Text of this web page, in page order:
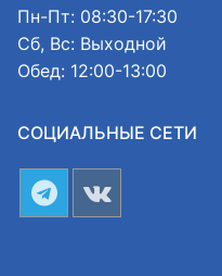
Пн-Пт: 08:30-17:30
Сб, Вс: Выходной
Обед: 12:00-13:00
СОЦИАЛЬНЫЕ СЕТИ